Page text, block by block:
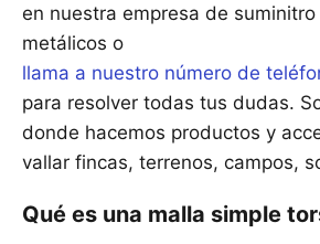
en nuestra empresa de
metálicos o
llama a nuestro número de
para resolver todas tus dudas.
donde hacemos productos y
vallar fincas, terrenos, campos,
Qué es una malla simple